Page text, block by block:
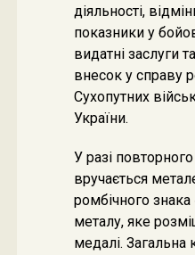
діяльності,
показники у
видатні заслуги
внесок у справу
Сухопутних
України.
У разі
вручається
ромбічного
металу, яке
медалі. Загальна